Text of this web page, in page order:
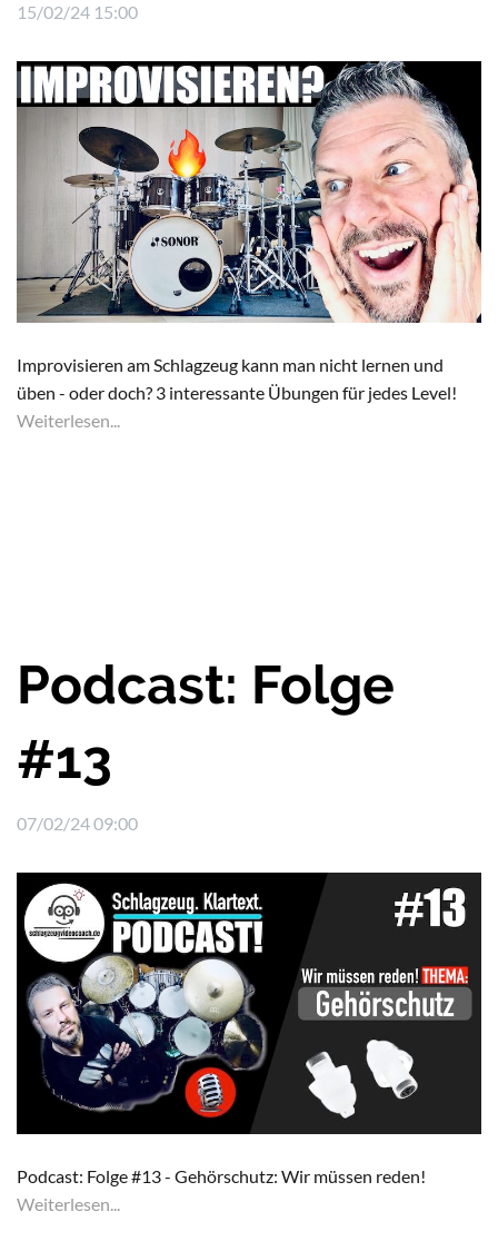
15/02/24 15:00
Improvisieren am Schlagzeug kann man nicht lernen und
üben - oder doch? 3 interessante Übungen für jedes Level!
Weiterlesen...
Podcast: Folge
#13
07/02/24 09:00
Podcast: Folge #13 - Gehörschutz: Wir müssen reden!
Weiterlesen...